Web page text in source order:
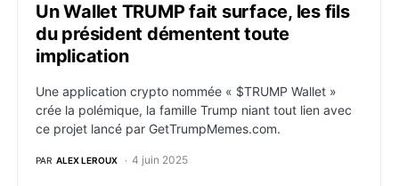
Un Wallet TRUMP fait surface, les fils
du président démentent toute
implication
Une application crypto nommée « $TRUMP Wallet »
crée la polémique, la famille Trump niant tout lien avec
ce projet lancé par GetTrumpMemes.com.
PAR ALEX LEROUX 4 juin 2025